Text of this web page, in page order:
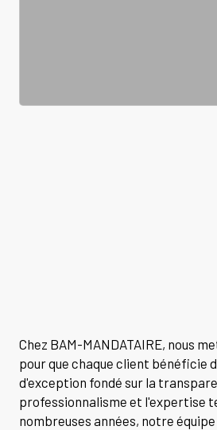
Chez BAM-MANDATAIRE, nous
pour que chaque client bénéficie
d'exception fondé sur la
professionnalisme et l'expertise
nombreuses années, notre